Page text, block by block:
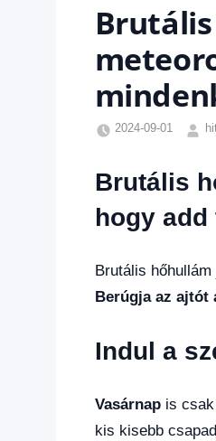
2024-09-01
Brutális
hogy
Brutális
Berúgja az ajtót
Indul a
Vasárnapis csak
kis kisebb